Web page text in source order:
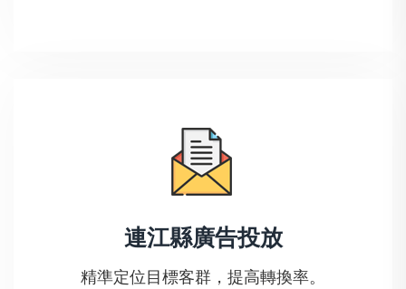
連江縣廣告投放
精準定位目標客群，提高轉換率。